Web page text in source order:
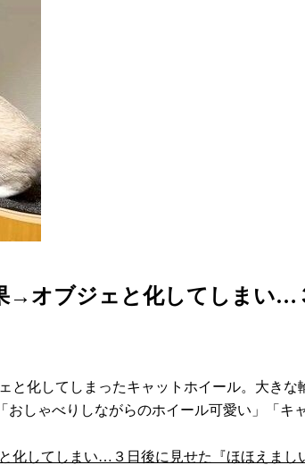
→オブジェと化してしまい…
化してしまったキャットホイール。大きな
しゃべりしながらのホイール可愛い」「
化してしまい…３日後に見せた『ほほえまし